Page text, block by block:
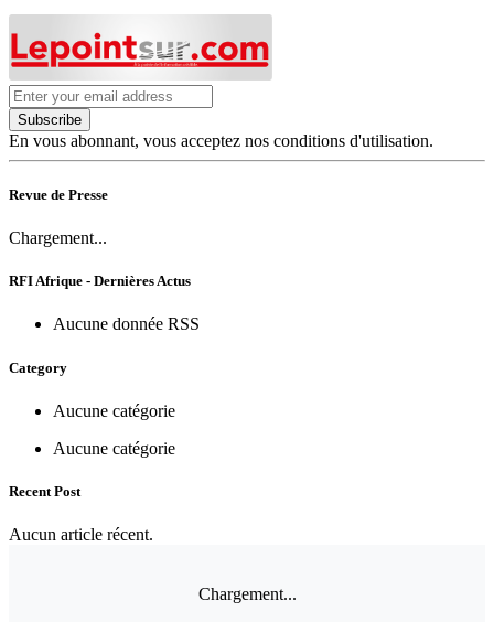
Subscribe
En vous abonnant, vous acceptez nos conditions d'utilisation.
Revue de Presse
Chargement...
RFI Afrique - Dernières Actus
Aucune donnée RSS
Category
Aucune catégorie
Aucune catégorie
Recent Post
Aucun article récent.
Chargement...